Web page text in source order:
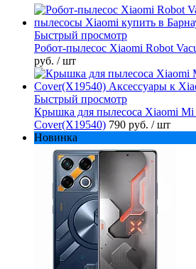
Быстрый просмотр
Робот-пылесос Xiaomi Robot
руб. / шт
Быстрый просмотр
Крышка для пылесоса Xiaomi Mi
Cover(X19540) 790 руб. / шт
Новинка